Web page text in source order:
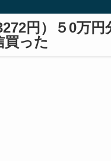
円）５0万円
った